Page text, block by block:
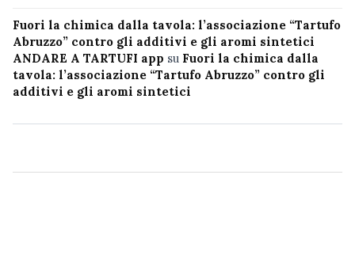
Fuori la chimica dalla tavola: l’associazione “Tartufo
Abruzzo” contro gli additivi e gli aromi sintetici
ANDARE A TARTUFI app su Fuori la chimica dalla
tavola: l’associazione “Tartufo Abruzzo” contro gli
additivi e gli aromi sintetici